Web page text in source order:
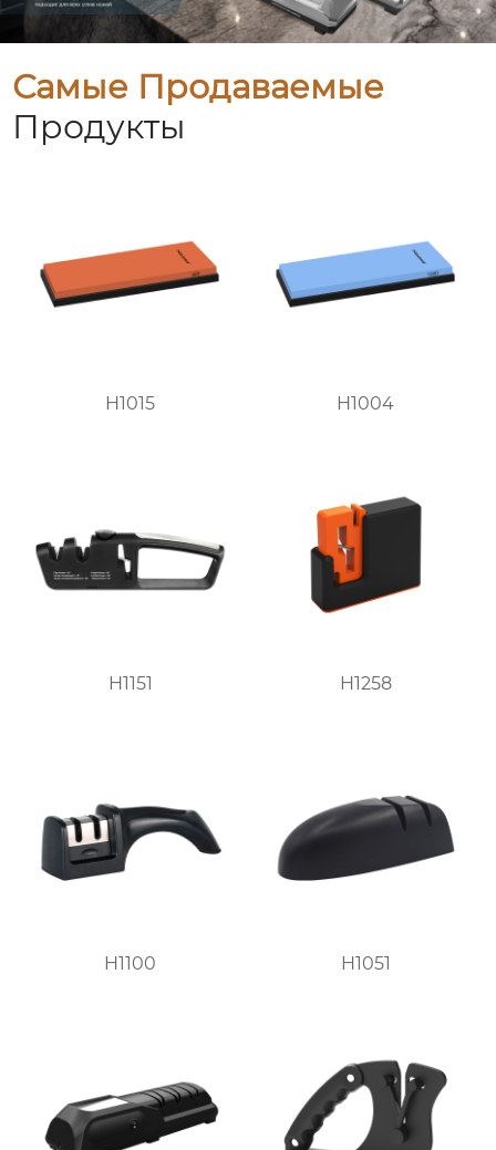
Самые Продаваемые
Продукты
H1015 H1004
H1151 H1258
H1100 H1051